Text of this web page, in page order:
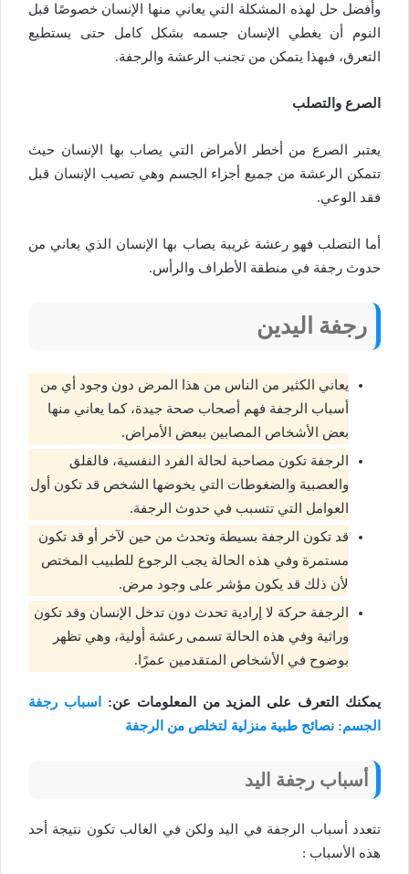
وأفضل حل لهذه المشكلة التي يعاني منها الإنسان خصوصًا قبل
النوم أن يغطي الإنسان جسمه بشكل كامل حتى يستطيع
التعرق، فبهذا يتمكن من تجنب الرعشة والرجفة.
الصرع والتصلب
يعتبر الصرع من أخطر الأمراض التي يصاب بها الإنسان حيث
تتمكن الرعشة من جميع أجزاء الجسم وهي تصيب الإنسان قبل
فقد الوعي.
أما التصلب فهو رعشة غريبة يصاب بها الإنسان الذي يعاني من
حدوث رجفة في منطقة الأطراف والرأس.
رجفة اليدين
يعاني الكثير من الناس من هذا المرض دون وجود أي من
أسباب الرجفة فهم أصحاب صحة جيدة، كما يعاني منها
بعض الأشخاص المصابين ببعض الأمراض.
الرجفة تكون مصاحبة لحالة الفرد النفسية، فالقلق
والعصبية والضغوطات التي يخوضها الشخص قد تكون أول
العوامل التي تتسبب في حدوث الرجفة.
قد تكون الرجفة بسيطة وتحدث من حين لآخر أو قد تكون
مستمرة وفي هذه الحالة يجب الرجوع للطبيب المختص
لأن ذلك قد يكون مؤشر على وجود مرض.
الرجفة حركة لا إرادية تحدث دون تدخل الإنسان وقد تكون
وراثية وفي هذه الحالة تسمى رعشة أولية، وهي تظهر
بوضوح في الأشخاص المتقدمين عمرًا.
يمكنك التعرف على المزيد من المعلومات عن:
اسباب رجفة
الجسم: نصائح طبية منزلية لتخلص من الرجفة
أسباب رجفة اليد
تتعدد أسباب الرجفة في اليد ولكن في الغالب تكون نتيجة أحد
هذه الأسباب :